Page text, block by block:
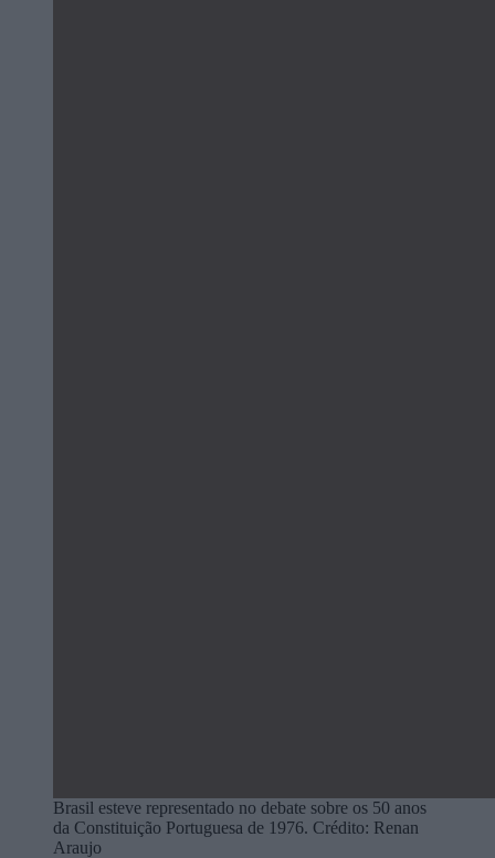
Brasil esteve representado no debate sobre os 50 anos
da Constituição Portuguesa de 1976. Crédito: Renan
Araujo